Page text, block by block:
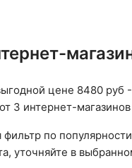
цене 8480 руб
3 интернет-
по
уточняйте в